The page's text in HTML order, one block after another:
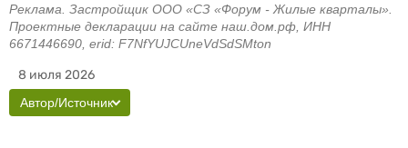
Реклама. Застройщик ООО «СЗ «Форум - Жилые кварталы».
Проектные декларации на сайте наш.дом.рф, ИНН
6671446690, erid: F7NfYUJCUneVdSdSMton
8 июля 2026
Автор/Источник